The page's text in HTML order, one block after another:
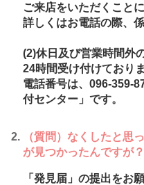
くましんQ&A
ご来店をいただくこと
詳しくはお電話の際、
(2)休日及び営業時間外
24時間受け付けており
電話番号は、096-359-
付センター」です。
（質問）なくしたと思
が見つかったんですが？
「発見届」の提出をお